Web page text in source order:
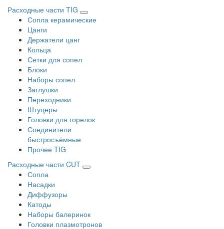
Расходные части TIG
Сопла керамические
Цанги
Держатели цанг
Кольца
Сетки для сопел
Блоки
Наборы сопел
Заглушки
Переходники
Штуцеры
Головки для горелок
Соединители
быстросъёмные
Прочее TIG
Расходные части CUT
Сопла
Насадки
Диффузоры
Катоды
Наборы балеринок
Головки плазмотронов